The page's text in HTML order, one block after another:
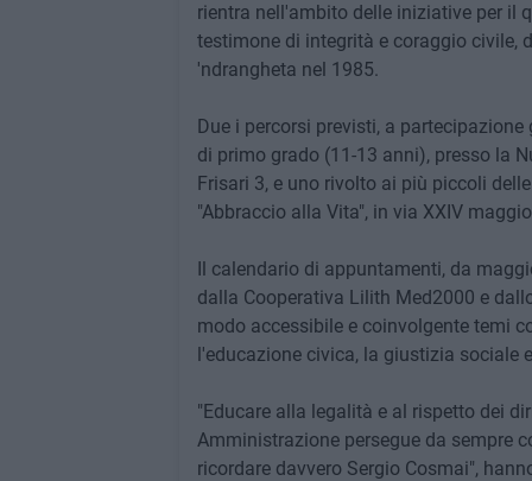
rientra nell'ambito delle iniziative per il
testimone di integrità e coraggio civile,
'ndrangheta nel 1985.
Due i percorsi previsti, a
di primo grado (11-13 anni), presso la
Frisari 3, e uno rivolto ai più piccoli
"Abbraccio alla Vita", in via XXIV
Il calendario di appuntamenti, da
dalla Cooperativa Lilith Med2000 e
modo accessibile e coinvolgente temi
l'educazione civica, la giustizia sociale
"Educare alla legalità e al rispetto dei
Amministrazione persegue da sempre
ricordare davvero Sergio Cosmai",